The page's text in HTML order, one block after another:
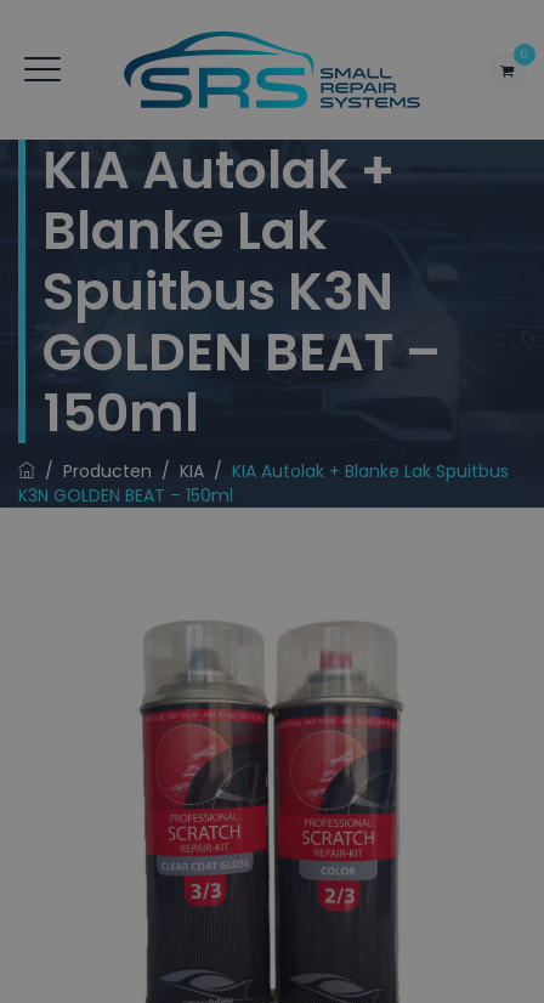
0
KIA Autolak +
Blanke Lak
Spuitbus K3N
GOLDEN BEAT –
150ml
/ Producten / KIA / KIA Autolak + Blanke Lak Spuitbus
K3N GOLDEN BEAT – 150ml